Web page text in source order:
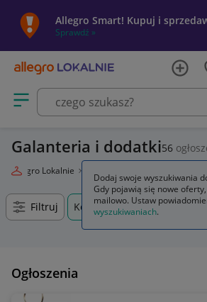
Allegro Smart! Kupuj i
Sprawdź »
Otwórz menu z kategoriami
Galanteria i dodatki56
Allegro Lokalnie
Filtruj Komorniki, Wielkopolskie,
Ogłoszenia
Dodaj swoje wyszukiwania
Gdy pojawią się nowe
mailowo. Ustaw
wyszukiwaniach.